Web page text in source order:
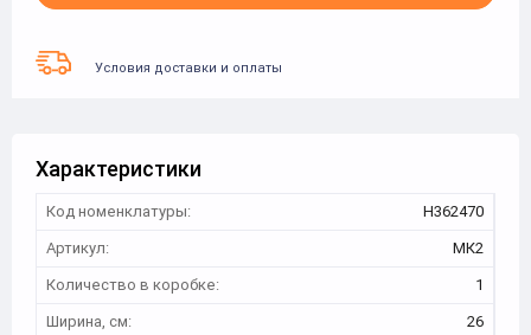
Условия доставки и оплаты
Характеристики
Код номенклатуры:
Н362470
Артикул:
МК2
Количество в коробке:
1
Ширина, см:
26